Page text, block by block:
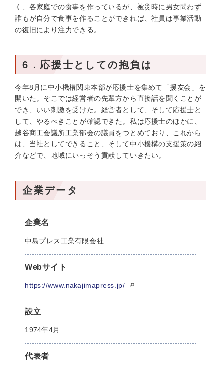
く、各家庭での食事を作っているが、被災時に男女問わず
誰もが自分で食事を作ることができれば、社員は事業活動
の復旧により注力できる。
6．応援士としての抱負は
今年8月に中小機構関東本部が応援士を集めて「援友会」を
開いた。そこでは経営者の先輩方から直接話を聞くことが
でき、いい刺激を受けた。経営者として、そして応援士と
して、やるべきことが確認できた。私は応援士のほかに、
越谷商工会議所工業部会の議員をつとめており、これから
は、当社としてできること、そして中小機構の支援策の紹
介などで、地域にいっそう貢献していきたい。
企業データ
企業名
中島プレス工業有限会社
Webサイト
https://www.nakajimapress.jp/
設立
1974年4月
代表者